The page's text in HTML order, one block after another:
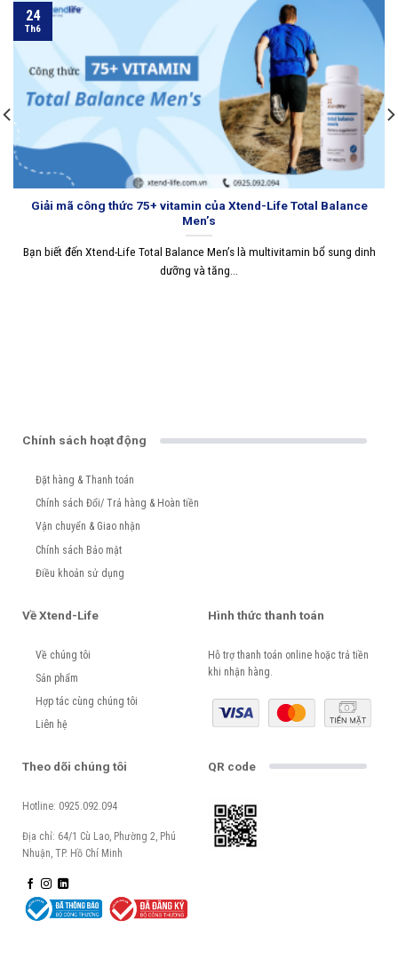
Giải mã công thức 75+ vitamin của Xtend-Life Total Balance
Men’s
Bạn biết đến Xtend-Life Total Balance Men’s là multivitamin bổ sung dinh
dưỡng và tăng...
24
Th6
Chính sách hoạt động
Đặt hàng & Thanh toán
Chính sách Đổi/ Trả hàng & Hoàn tiền
Vận chuyển & Giao nhận
Chính sách Bảo mật
Điều khoản sử dụng
Về Xtend-Life
Về chúng tôi
Sản phẩm
Hợp tác cùng chúng tôi
Liên hệ
Hình thức thanh toán
Hỗ trợ thanh toán online hoặc trả tiền
khi nhận hàng.
Theo dõi chúng tôi
Hotline: 0925.092.094
Địa chỉ: 64/1 Cù Lao, Phường 2, Phú
Nhuận, TP. Hồ Chí Minh
QR code